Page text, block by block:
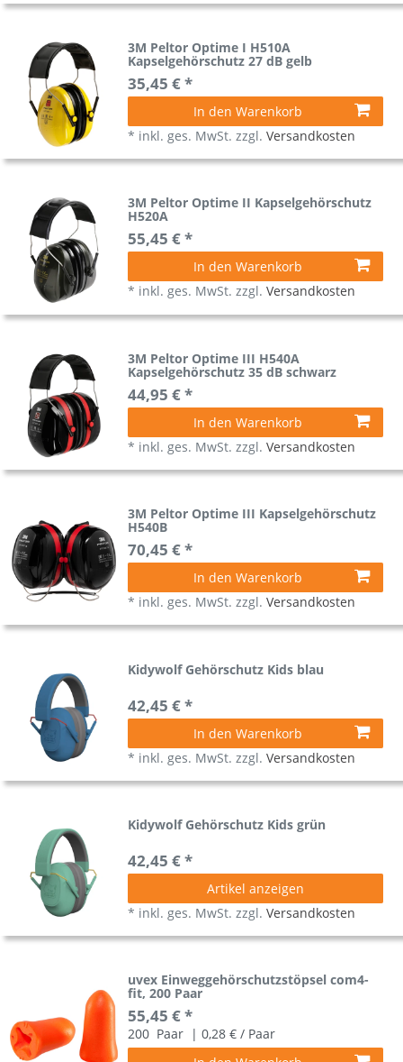
3M Peltor Optime I H510A
Kapselgehörschutz 27 dB gelb
35,45 € *
In den Warenkorb
* inkl. ges. MwSt. zzgl.Versandkosten
3M Peltor Optime II Kapselgehörschutz
H520A
55,45 € *
In den Warenkorb
* inkl. ges. MwSt. zzgl.Versandkosten
3M Peltor Optime III H540A
Kapselgehörschutz 35 dB schwarz
44,95 € *
In den Warenkorb
* inkl. ges. MwSt. zzgl.Versandkosten
3M Peltor Optime III Kapselgehörschutz
H540B
70,45 € *
In den Warenkorb
* inkl. ges. MwSt. zzgl.Versandkosten
Kidywolf Gehörschutz Kids blau
42,45 € *
In den Warenkorb
* inkl. ges. MwSt. zzgl.Versandkosten
Kidywolf Gehörschutz Kids grün
42,45 € *
Artikel anzeigen
* inkl. ges. MwSt. zzgl.Versandkosten
uvex Einweggehörschutzstöpsel com4-
fit, 200 Paar
55,45 € *
200 Paar | 0,28 € / Paar